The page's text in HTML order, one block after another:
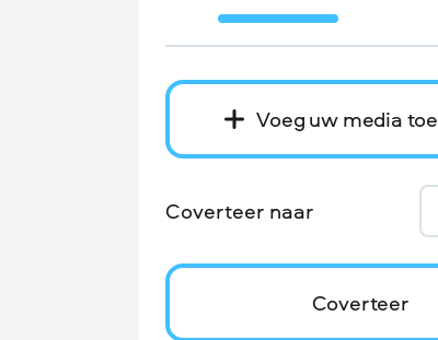
Voeg uw media toe
Coverteer naar
Coverteer